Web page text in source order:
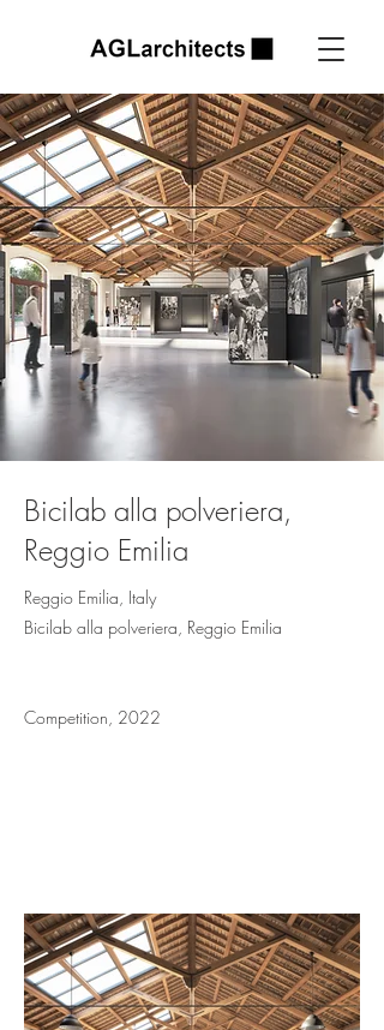
Bicilab alla polveriera,
Reggio Emilia
Reggio Emilia, Italy
Bicilab alla polveriera, Reggio Emilia
Competition, 2022